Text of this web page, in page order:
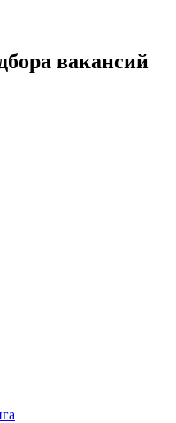
вакансий